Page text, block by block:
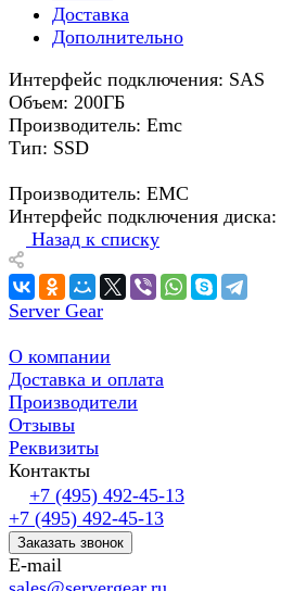
Доставка
Дополнительно
Интерфейс подключения: SAS
Объем: 200ГБ
Производитель: Emc
Тип: SSD
Производитель: EMC
Интерфейс подключения диска:
Назад к списку
Server Gear
О компании
Доставка и оплата
Производители
Отзывы
Реквизиты
Контакты
+7 (495) 492-45-13
+7 (495) 492-45-13
Заказать звонок
E-mail